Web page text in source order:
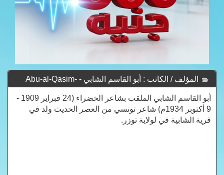
المؤلف / الكاتب : أبو القاسم الشابي - Abu-al-Qasim-
Chebbi
أبو القاسم الشابي الملقب بشاعر الخضراء (24 فبراير 1909 -
9 أكتوبر 1934م) شاعر تونسي من العصر الحديث ولد في
قرية الشابية في لولاية توزر.